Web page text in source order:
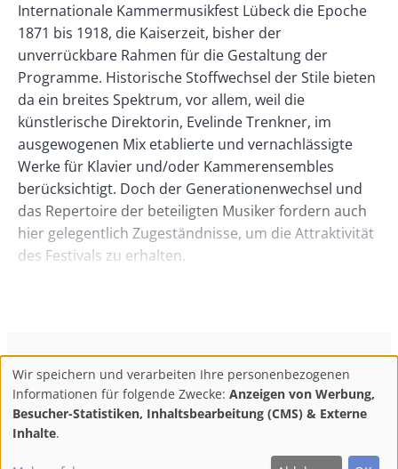
Internationale Kammermusikfest Lübeck die Epoche
1871 bis 1918, die Kaiserzeit, bisher der
unverrückbare Rahmen für die Gestaltung der
Programme. Historische Stoffwechsel der Stile bieten
da ein breites Spektrum, vor allem, weil die
künstlerische Direktorin, Evelinde Trenkner, im
ausgewogenen Mix etablierte und vernachlässigte
Werke für Klavier und/oder Kammerensembles
berücksichtigt. Doch der Generationenwechsel und
das Repertoire der beteiligten Musiker fordern auch
hier gelegentlich Zugeständnisse, um die Attraktivität
des Festivals zu erhalten.
sublimes Arrangement der „Suite Nr. 4 für Solo-Cello“
von Johann Sebastian Bach vorstellte. Eine
respektable Reminiszenz an Pablo Casals‘ Premiere
dieses Zyklus im Jahre 1904. Mit der gezwirbelten
Footer
ConBrio Kulturmedienhaus AGB
Datenschutz
Impressum
Info & Kontakt
Abo kündigen / Widerruf der Bestellung
Use
of
personal
data
Wir speichern und verarbeiten Ihre personenbezogenen
Informationen für folgende Zwecke: Anzeigen von Werbung,
Besucher-Statistiken, Inhaltsbearbeitung (CMS) & Externe
Inhalte.